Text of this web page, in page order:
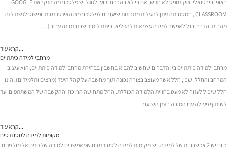
באופן ווירטואלי. הקונספט לא חדש, אם כי לא בהכרח ידוע. לגוגל יש פלטפורמה הנקראת GOOGLE
CLASSROOM , במסגרתה ניתן להעלות מתכונות שיעורים לפלטפורמה האינטרנטית. ופשוט לגשת לזה
מהבית. הדבר יכול לאפשר למידה עצמאית להפליא. כיתת לימוד שכזו זמינה עבור […]
קרא עוד...
מרחבי למידה כיתתיים
מרחבי למידה כיתתיים בין הדברים שחשוב להביא בחשבון בבחירת מרחבי למידה כיתתיים, הוא עיצוב
המרחב והחלל. שכן, חלל אשר מעוצב בצורה נכונה תוך מחשבה על קהל היעד (מרצים ותלמידים), הינו
חלל שיכול לעזור לא מעט בחווית הלמידה הכוללת. החל מתחושה הריכוז וההקשבה של המשתתפים ועד
לשיתוף פעולה עם המורה בזמן השיעור.
קרא עוד...
מקומות למידה לסטודנטים
כיום יש 2 אפשרויות של למידה. יש מקומות למידה לסטודנטים שמאפשרים למידה של פנים אל מול פנים.